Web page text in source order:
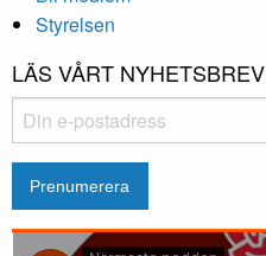
Styrelsen
LÄS VÅRT NYHETSBREV